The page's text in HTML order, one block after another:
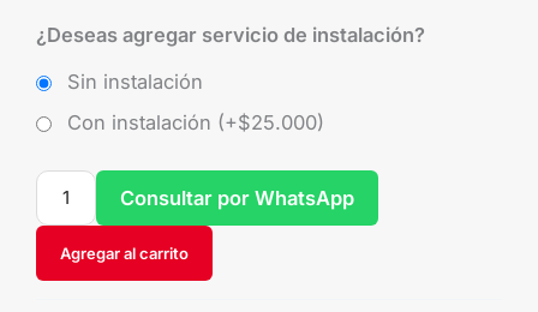
¿Deseas agregar servicio de instalación?
Sin instalación
Con instalación (+$25.000)
Agregar al carrito
Consultar por WhatsApp